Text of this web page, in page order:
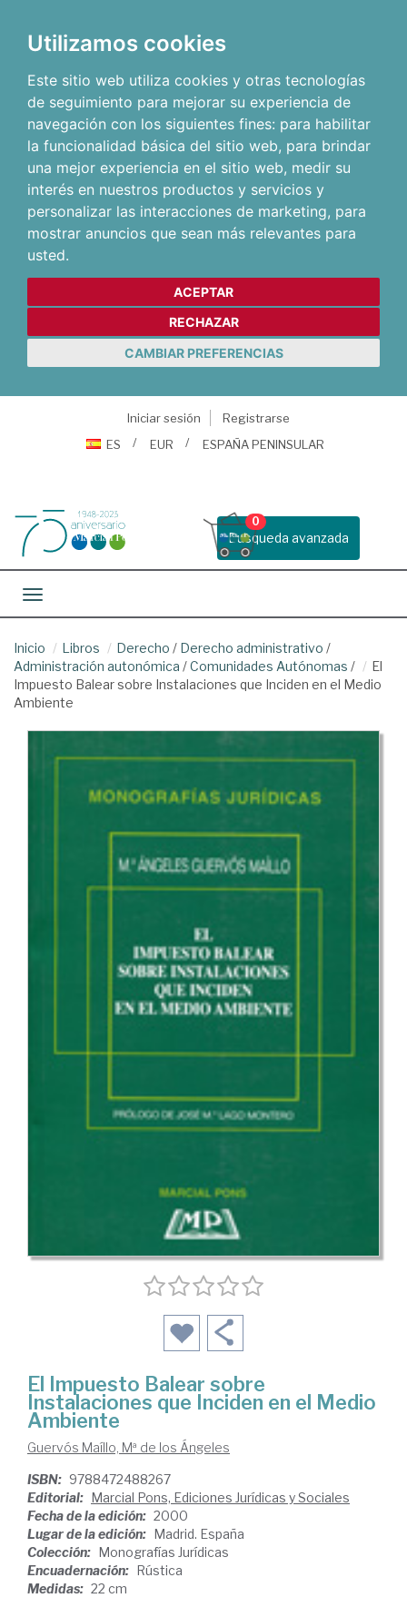
Utilizamos cookies
Este sitio web utiliza cookies y otras tecnologías
de seguimiento para mejorar su experiencia de
navegación con los siguientes fines: para habilitar
la funcionalidad básica del sitio web, para brindar
una mejor experiencia en el sitio web, medir su
interés en nuestros productos y servicios y
personalizar las interacciones de marketing, para
mostrar anuncios que sean más relevantes para
usted.
ACEPTAR
RECHAZAR
CAMBIAR PREFERENCIAS
Iniciar sesión
Registrarse
ES
EUR ESPAÑA PENINSULAR
Busqueda avanzada
0
Toggle navigation
Inicio Libros Derecho / Derecho administrativo /
Administración autonómica /Comunidades Autónomas /
El
Impuesto Balear sobre Instalaciones que Inciden en el Medio
Ambiente
El Impuesto Balear sobre
Instalaciones que Inciden en el Medio
Ambiente
Guervós Maíllo, Mª de los Ángeles
ISBN: 9788472488267
Editorial: Marcial Pons, Ediciones Jurídicas y Sociales
Fecha de la edición: 2000
Lugar de la edición: Madrid. España
Colección: Monografías Jurídicas
Encuadernación: Rústica
Medidas: 22 cm